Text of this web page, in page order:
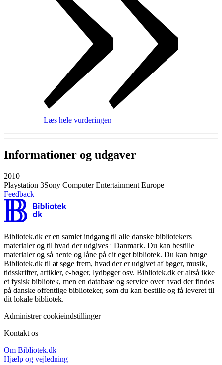
Læs hele vurderingen
Informationer og udgaver
2010
Playstation 3Sony Computer Entertainment Europe
Feedback
Bibliotek.dk er en samlet indgang til alle danske bibliotekers
materialer og til hvad der udgives i Danmark. Du kan bestille
materialer og så hente og låne på dit eget bibliotek. Du kan bruge
Bibliotek.dk til at søge frem, hvad der er udgivet af bøger, musik,
tidsskrifter, artikler, e-bøger, lydbøger osv. Bibliotek.dk er altså ikke
et fysisk bibliotek, men en database og service over hvad der findes
på danske offentlige biblioteker, som du kan bestille og få leveret til
dit lokale bibliotek.
Administrer cookieindstillinger
Kontakt os
Om Bibliotek.dk
Hjælp og vejledning